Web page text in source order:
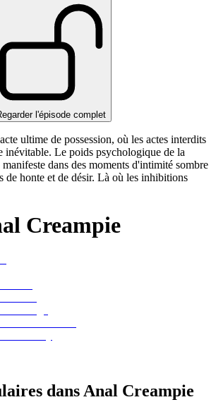
l'épisode complet
ultime de possession, où les actes interdits
inévitable. Le poids psychologique de la
dans des moments d'intimité sombre
de honte et de désir. Là où les inhibitions
Creampie
dans Anal Creampie